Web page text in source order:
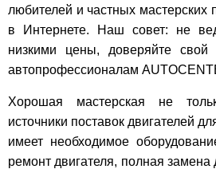
любителей и частных мастерских
в Интернете. Наш совет: не
низкими цены, доверяйте
автопрофессионалам
Хорошая мастерская не
источники поставок двигателей
имеет необходимое
ремонт двигателя, полная замена